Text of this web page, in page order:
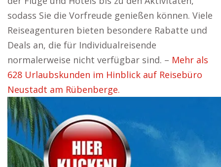
sodass Sie die Vorfreude genießen können. Viele
Reiseagenturen bieten besondere Rabatte und
Deals an, die für Individualreisende
normalerweise nicht verfügbar sind. – Mehr als
628 Urlaubskunden im Hinblick auf Reisebüro
Neustadt am Rübenberge.